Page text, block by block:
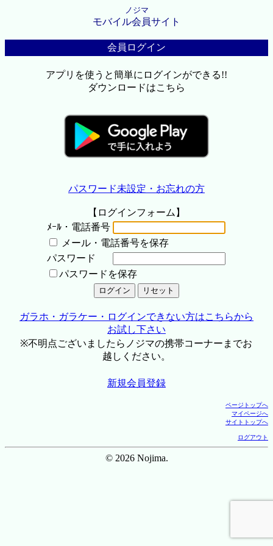
ノジマ
モバイル会員サイト
会員ログイン
アプリを使うと簡単にログインができる!!
ダウンロードはこちら
パスワード未設定・お忘れの方
【ログインフォーム】
ﾒｰﾙ・電話番号
メール・電話番号を保存
パスワード
パスワードを保存
ガラホ・ガラケー・ログインできない方はこちらから
お試し下さい
※不明点ございましたらノジマの携帯コーナーまでお
越しください。
新規会員登録
ページトップへ
マイページへ
サイトトップへ
ログアウト
© 2026 Nojima.